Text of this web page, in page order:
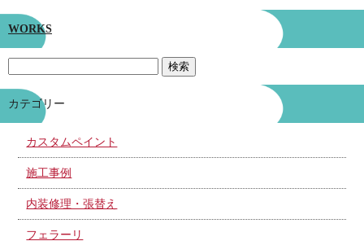
WORKS
カテゴリー
カスタムペイント
施工事例
内装修理・張替え
フェラーリ